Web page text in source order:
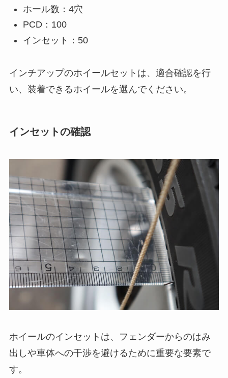
ホール数：4穴
PCD：100
インセット：50
インチアップのホイールセットは、適合確認を行
い、装着できるホイールを選んでください。
インセットの確認
ホイールのインセットは、フェンダーからのはみ
出しや車体への干渉を避けるために重要な要素で
す。